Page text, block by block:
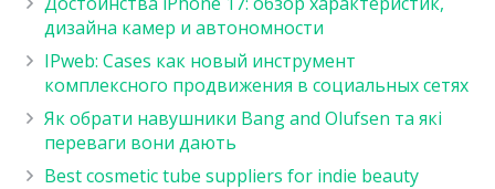
дизайна камер и автономности
IPweb: Cases как новый инструмент
комплексного продвижения в социальных сетях
Як обрати навушники Bang and Olufsen та які
переваги вони дають
Best cosmetic tube suppliers for indie beauty